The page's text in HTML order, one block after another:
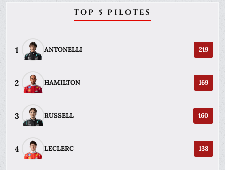
TOP 5 PILOTES
1 ANTONELLI 219
2 HAMILTON 169
3 RUSSELL 160
4 LECLERC 138